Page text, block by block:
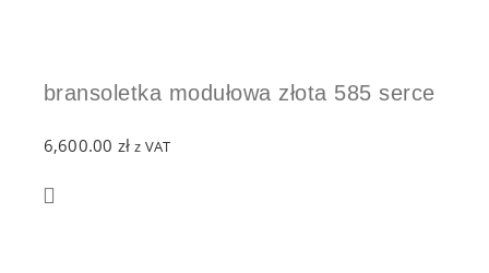
bransoletka modułowa złota 585 serce
6,600.00 zł z VAT